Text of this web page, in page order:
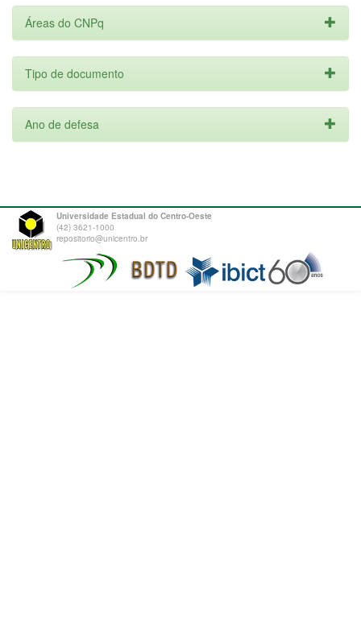
Áreas do CNPq
Tipo de documento
Ano de defesa
Universidade Estadual do Centro-Oeste
(42) 3621-1000
repositorio@unicentro.br